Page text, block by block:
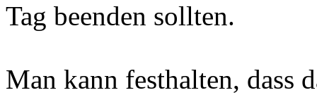
Tag beenden sollten.
Man kann festhalten, dass